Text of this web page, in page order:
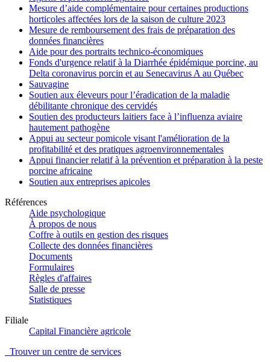
Mesure d’aide complémentaire pour certaines productions
horticoles affectées lors de la saison de culture 2023
Mesure de remboursement des frais de préparation des
données financières
Aide pour des portraits technico-économiques
Fonds d'urgence relatif à la Diarrhée épidémique porcine, au
Delta coronavirus porcin et au Senecavirus A au Québec
Sauvagine
Soutien aux éleveurs pour l’éradication de la maladie
débilitante chronique des cervidés
Soutien des producteurs laitiers face à l’influenza aviaire
hautement pathogène
Appui au secteur pomicole visant l'amélioration de la
profitabilité et des pratiques agroenvironnementales
Appui financier relatif à la prévention et préparation à la peste
porcine africaine
Soutien aux entreprises apicoles
Références
Aide psychologique
À propos de nous
Coffre à outils en gestion des risques
Collecte des données financières
Documents
Formulaires
Règles d'affaires
Salle de presse
Statistiques
Filiale
Capital Financière agricole
Trouver un centre de services